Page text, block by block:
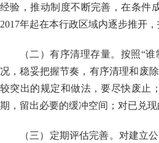
经验，推动制度不断完善，在条件
2017年起在本行政区域内逐步推开
（二）有序清理存量。按照“
况，稳妥把握节奏，有序清理和废
较突出的规定和做法，要尽快废止
期，留出必要的缓冲空间；对已兑现
（三）定期评估完善。对建立